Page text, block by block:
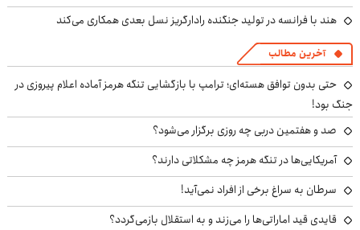
هند با فرانسه در تولید جنگنده رادارگریز نسل بعدی همکاری می‌کند
آخرین مطالب
حتی بدون توافق هسته‌ای؛ ترامپ با بازگشایی تنگه هرمز آماده اعلام پیروزی در
جنگ بود!
صد و هفتمین دربی چه روزی برگزار می‌شود؟
آمریکایی‌ها در تنگه هرمز چه مشکلاتی دارند؟
سرطان به سراغ برخی از افراد نمی‌آید!
قایدی قید اماراتی‌ها را می‌زند و به استقلال بازمی‌گردد؟